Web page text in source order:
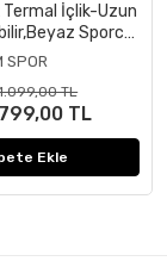
Termal İçlik-Uzun
Sporcu
SPOR
TL
799,00 TL
Ekle